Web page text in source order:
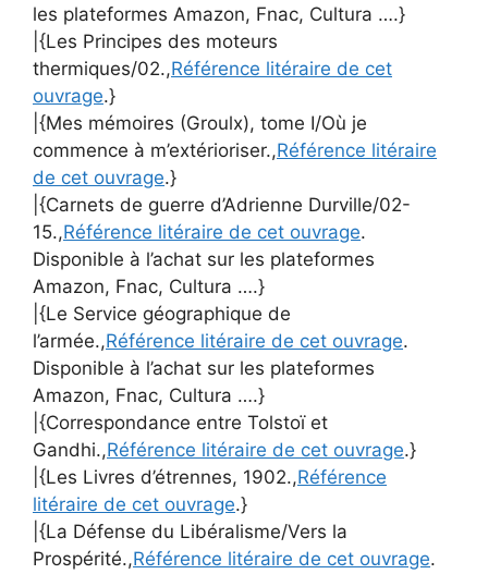
les plateformes Amazon, Fnac, Cultura ….}
|{Les Principes des moteurs
thermiques/02.,Référence litéraire de cet
ouvrage.}
|{Mes mémoires (Groulx), tome I/Où je
commence à m’extérioriser.,Référence litéraire
de cet ouvrage.}
|{Carnets de guerre d’Adrienne Durville/02-
15.,Référence litéraire de cet ouvrage.
Disponible à l’achat sur les plateformes
Amazon, Fnac, Cultura ….}
|{Le Service géographique de
l’armée.,Référence litéraire de cet ouvrage.
Disponible à l’achat sur les plateformes
Amazon, Fnac, Cultura ….}
|{Correspondance entre Tolstoï et
Gandhi.,Référence litéraire de cet ouvrage.}
|{Les Livres d’étrennes, 1902.,Référence
litéraire de cet ouvrage.}
|{La Défense du Libéralisme/Vers la
Prospérité.,Référence litéraire de cet ouvrage.